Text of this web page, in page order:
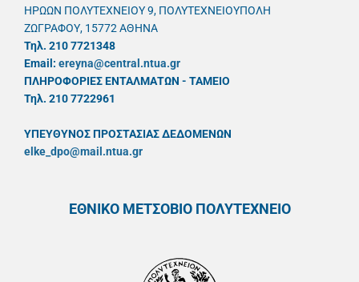
ΗΡΩΩΝ ΠΟΛΥΤΕΧΝΕΙΟΥ 9, ΠΟΛΥΤΕΧΝΕΙΟΥΠΟΛΗ
ΖΩΓΡΑΦΟΥ, 15772 ΑΘΗΝΑ
Τηλ. 210 7721348
Email: ereyna@central.ntua.gr
ΠΛΗΡΟΦΟΡΙΕΣ ΕΝΤΑΛΜΑΤΩΝ - ΤΑΜΕΙΟ
Τηλ. 210 7722961
ΥΠΕΥΘYΝΟΣ ΠΡΟΣΤΑΣΙΑΣ ΔΕΔΟΜΕΝΩΝ
elke_dpo@mail.ntua.gr
ΕΘΝΙΚΟ ΜΕΤΣΟΒΙΟ ΠΟΛΥΤΕΧΝΕΙΟ